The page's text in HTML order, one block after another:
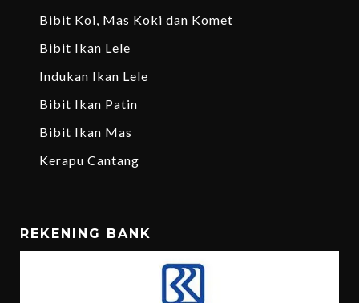
Bibit Koi, Mas Koki dan Komet
Bibit Ikan Lele
Indukan Ikan Lele
Bibit Ikan Patin
Bibit Ikan Mas
Kerapu Cantang
REKENING BANK